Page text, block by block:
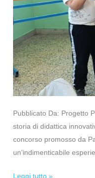
Pubblicato Da: Progetto
storia di didattica
concorso promosso da
un’indimenticabile
Leggi tutto »